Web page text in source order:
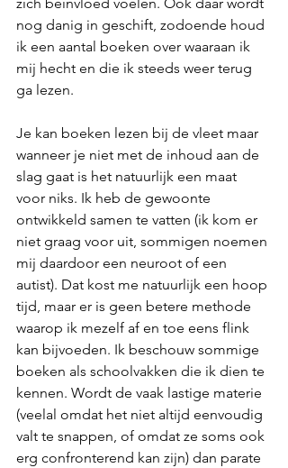
nog danig in geschift, zodoende houd
ik een aantal boeken over waaraan ik
mij hecht en die ik steeds weer terug
ga lezen.
Je kan boeken lezen bij de vleet maar
wanneer je niet met de inhoud aan de
slag gaat is het natuurlijk een maat
voor niks. Ik heb de gewoonte
ontwikkeld samen te vatten (ik kom er
niet graag voor uit, sommigen noemen
mij daardoor een neuroot of een
autist). Dat kost me natuurlijk een hoop
tijd, maar er is geen betere methode
waarop ik mezelf af en toe eens flink
kan bijvoeden. Ik beschouw sommige
boeken als schoolvakken die ik dien te
kennen. Wordt de vaak lastige materie
(veelal omdat het niet altijd eenvoudig
valt te snappen, of omdat ze soms ook
erg confronterend kan zijn) dan parate